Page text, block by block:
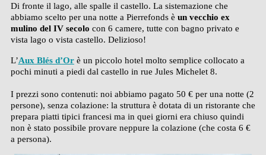
Di fronte il lago, alle spalle il castello. La sistemazione che
abbiamo scelto per una notte a Pierrefonds è un vecchio ex
mulino del IV secolo con 6 camere, tutte con bagno privato e
vista lago o vista castello. Delizioso!
L’Aux Blés d’Orè un piccolo hotel molto semplice collocato a
pochi minuti a piedi dal castello in rue Jules Michelet 8.
I prezzi sono contenuti: noi abbiamo pagato 50 € per una notte (2
persone), senza colazione: la struttura è dotata di un ristorante che
prepara piatti tipici francesi ma in quei giorni era chiuso quindi
non è stato possibile provare neppure la colazione (che costa 6 €
a persona).